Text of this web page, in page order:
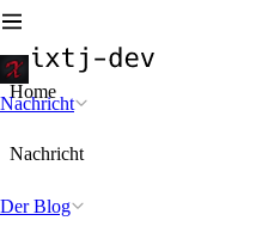
Nachricht
Der Blog
Home
Nachricht